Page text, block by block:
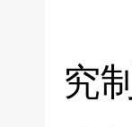
马
究